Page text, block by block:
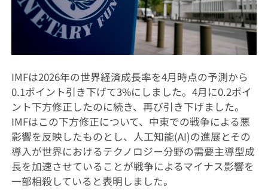
IMFは2026年の世界経済成長率を4月時点の予測から
0.1ポイント引き下げて3%にしました。4月に0.2ポイ
ント下方修正したのに続き、再び引き下げました。
IMFはこの下方修正について、中東での戦争による悪
影響を反映したものとし、人工知能(AI)の進展とその
導入が世界におけるテクノロジー分野の需要主導型成
長を加速させていることが戦争によるマイナス影響を
一部相殺していると表明しました。